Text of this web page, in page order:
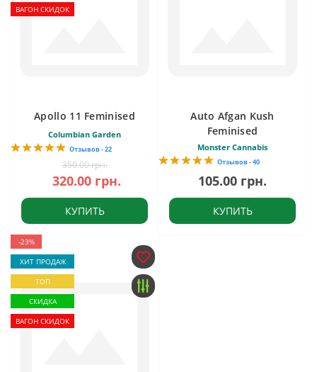
ВАГОН СКИДОК
Apollo 11 Feminised
Columbian Garden
Отзывов - 22
350.00 грн.
320.00 грн.
КУПИТЬ
Auto Afgan Kush
Feminised
Monster Cannabis
Отзывов - 40
105.00 грн.
КУПИТЬ
-23%
ХИТ ПРОДАЖ
ТОП
СКИДКА
ВАГОН СКИДОК